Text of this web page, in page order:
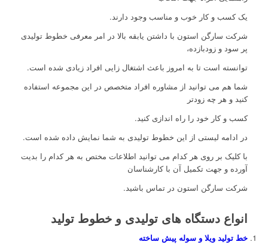
یک کسب و کار خوب و مناسب وجود دارند.
شرکت سارگن استون با داشتن یابقه بالا در امر معرفی خطوط تولیدی
پر سود و زودبازده،
توانسته است تا به امروز باعث اشتغال زایی افراد زیادی شده است.
شما هم می توانید از مشاوره افراد متخصص در این مجموعه استفاده
کنید و هر چه زودتر
کسب و کار خود را راه اندازی کنید.
در ادامه لیستی از این خطوط تولیدی به شما نمایش داده شده است.
با کلیک بر روی هر کدام می توانید اطلاعات مختص به هر کدام را بدیت
آورده و جهت تکمیل آن با کارشناسان
شرکت سارگن استون در تماس باشید.
انواع دستگاه های تولیدی و خطوط تولید
خط تولید ویلا و سوله پیش ساخته